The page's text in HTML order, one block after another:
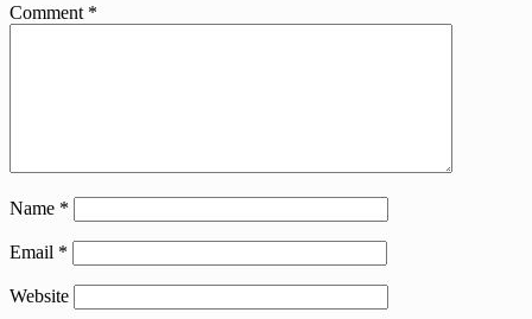
Comment *
Name *
Email *
Website